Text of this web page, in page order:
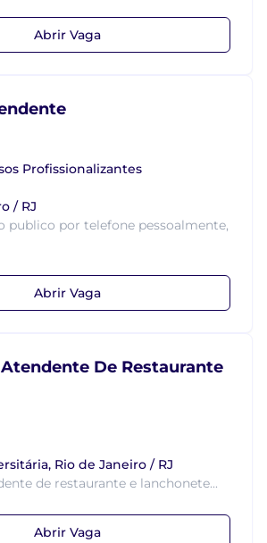
Abrir Vaga
Profissionalizantes
/ RJ
publico por telefone pessoalmente,
Abrir Vaga
De Restaurante
Rio de Janeiro / RJ
de restaurante e lanchonete...
Abrir Vaga